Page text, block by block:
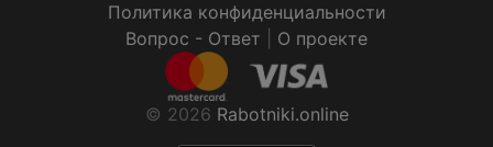
Политика конфиденциальности
Вопрос - Ответ
О проекте
© 2026 Rabotniki.online